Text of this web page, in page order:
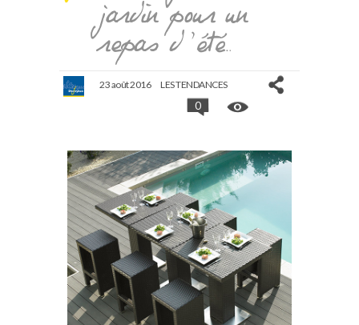
jardin pour un
repas d’été…
23 août 2016 LES TENDANCES
0